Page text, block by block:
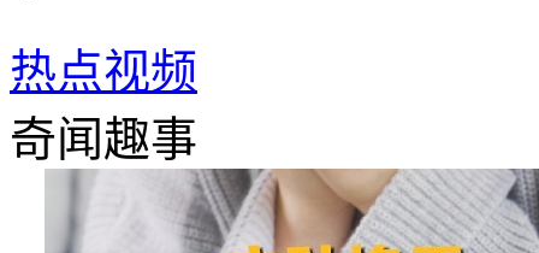
热点视频
奇闻趣事